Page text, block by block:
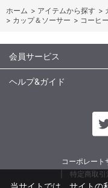
ホーム > アイテムから探す >
> カップ＆ソーサー > コーヒ
会員サービス
ヘルプ&ガイド
コーポレート
特定商取